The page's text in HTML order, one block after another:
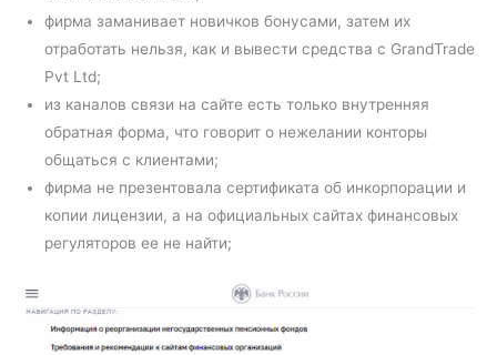
фирма заманивает новичков бонусами, затем их
отработать нельзя, как и вывести средства с GrandTrade
Pvt Ltd;
из каналов связи на сайте есть только внутренняя
обратная форма, что говорит о нежелании конторы
общаться с клиентами;
фирма не презентовала сертификата об инкорпорации и
копии лицензии, а на официальных сайтах финансовых
регуляторов ее не найти;